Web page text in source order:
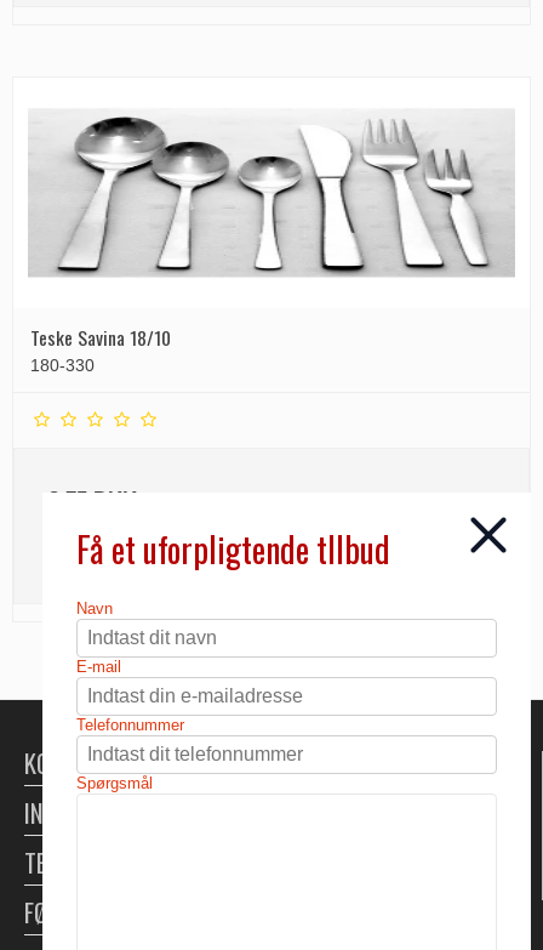
Teske Savina 18/10
180-330
3,75 DKK
INFO
KONTAKT
INFORMATION
TELTUDLEJNING
FØLG OS
Få et uforpligtende tllbud
Navn
E-mail
Telefonnummer
Spørgsmål